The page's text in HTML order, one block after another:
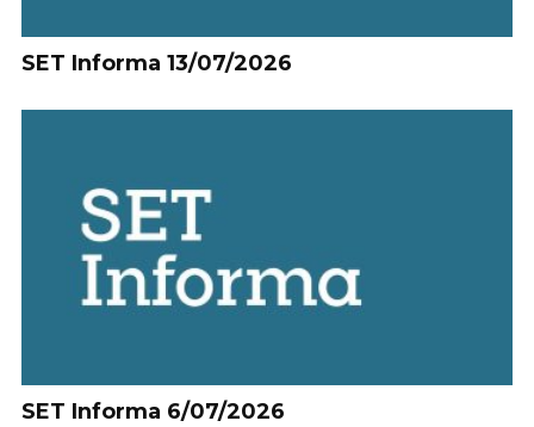
SET Informa 13/07/2026
SET Informa 6/07/2026